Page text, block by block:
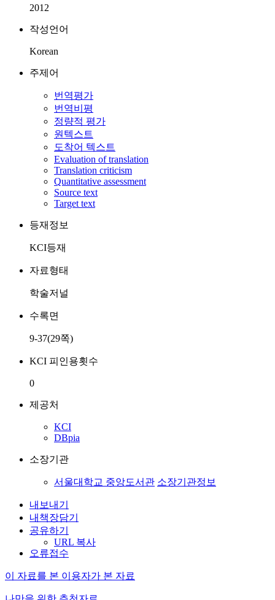
2012
작성언어
Korean
주제어
번역평가
번역비평
정량적 평가
원텍스트
도착어 텍스트
Evaluation of translation
Translation criticism
Quantitative assessment
Source text
Target text
등재정보
KCI등재
자료형태
학술저널
수록면
9-37(29쪽)
KCI 피인용횟수
0
제공처
KCI
DBpia
소장기관
서울대학교 중앙도서관 소장기관정보
내보내기
내책장담기
공유하기
URL 복사
오류접수
이 자료를 본 이용자가 본 자료